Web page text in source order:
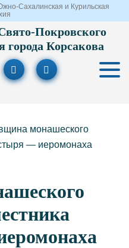
Сахалинская и Курильская
Покровского
Корсакова
монашеского
— иеромонаха